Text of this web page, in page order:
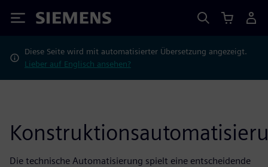
Siemens
Diese Seite wird mit automatisierter Übersetzung angezeigt.
Lieber auf Englisch ansehen?
Die technische Automatisierung spielt eine entscheidende